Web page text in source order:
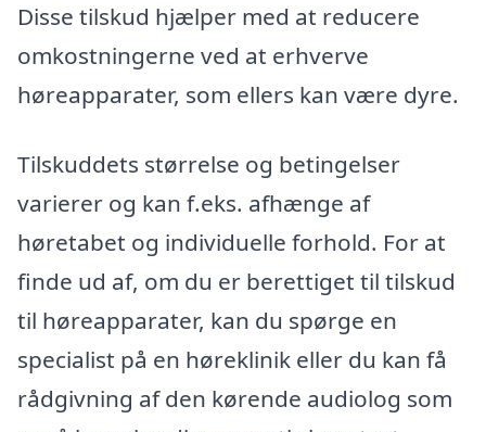
Disse tilskud hjælper med at reducere
omkostningerne ved at erhverve
høreapparater, som ellers kan være dyre.
Tilskuddets størrelse og betingelser
varierer og kan f.eks. afhænge af
høretabet og individuelle forhold. For at
finde ud af, om du er berettiget til tilskud
til høreapparater, kan du spørge en
specialist på en høreklinik eller du kan få
rådgivning af den kørende audiolog som